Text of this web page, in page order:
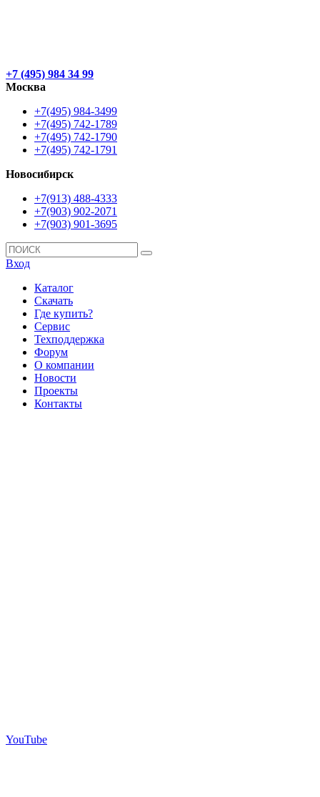
+7 (495) 984 34 99
Москва
+7(495) 984-3499
+7(495) 742-1789
+7(495) 742-1790
+7(495) 742-1791
Новосибирск
+7(913) 488-4333
+7(903) 902-2071
+7(903) 901-3695
Вход
Каталог
Скачать
Где купить?
Сервис
Техподдержка
Форум
О компании
Новости
Проекты
Контакты
YouTube